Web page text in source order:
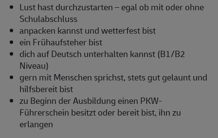
Lust hast durchzustarten – egal ob mit oder ohne
Schulabschluss
anpacken kannst und wetterfest bist
ein Frühaufsteher bist
dich auf Deutsch unterhalten kannst (B1/B2
Niveau)
gern mit Menschen sprichst, stets gut gelaunt und
hilfsbereit bist
zu Beginn der Ausbildung einen PKW-
Führerschein besitzt oder bereit bist, ihn zu
erlangen